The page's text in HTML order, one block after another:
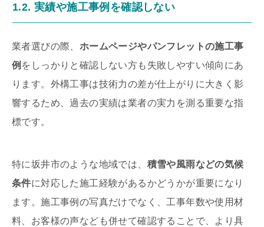
1.2. 実績や施工事例を確認しない
業者選びの際、 ホームページやパンフレットの施工事
例 をしっかりと確認しない方も失敗しやすい傾向にあ
ります。外構工事は技術力の差が仕上がりに大きく影
響するため、過去の実績は業者の実力を測る重要な指
標です。
特に坂井市のような地域では、 積雪や風雨などの気候
条件に対応した施工経験があるかどうかが重要になり
ます。施工事例の写真だけでなく、工事年数や使用材
料、お客様の声なども併せて確認することで、より具